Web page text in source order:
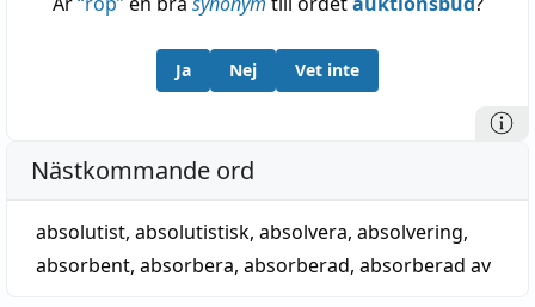
Ja Nej Vet inte
Nästkommande ord
absolutist, absolutistisk, absolvera, absolvering,
absorbent, absorbera, absorberad, absorberad av